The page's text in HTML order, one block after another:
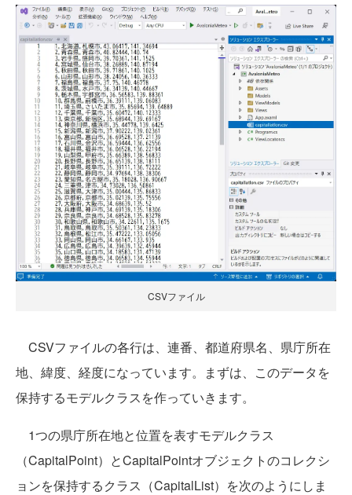
CSVファイル
CSVファイルの各行は、連番、都道府県名、県庁所在
地、緯度、経度になっています。まずは、このデータを
保持するモデルクラスを作っていきます。
1つの県庁所在地と位置を表すモデルクラス
（CapitalPoint）とCapitalPointオブジェクトのコレクシ
ョンを保持するクラス（CapitalList）を次のようにしま